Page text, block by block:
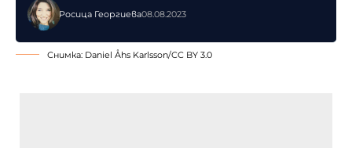
Росица Георгиева08.08.2023
Снимка: Daniel Åhs Karlsson/CC BY 3.0